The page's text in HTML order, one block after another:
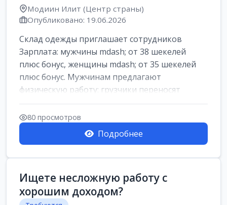
Модиин Илит (Центр страны)
Опубликовано: 19.06.2026
Склад одежды приглашает сотрудников
Зарплата: мужчины mdash; от 38 шекелей
плюс бонус, женщины mdash; от 35 шекелей
плюс бонус. Мужчинам предлагают
физическую работу: грузчики переносят
коробки весом ...
80 просмотров
Подробнее
Ищете несложную работу с
хорошим доходом?